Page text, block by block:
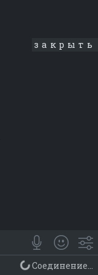
закрыть
😀 Emoji
Объекты
Соединение...